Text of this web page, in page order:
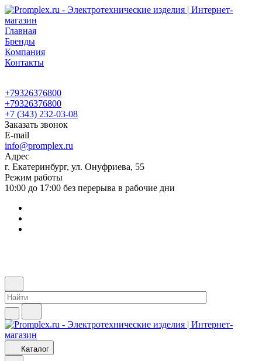
Главная
Бренды
Компания
Контакты
+79326376800
+79326376800
+7 (343) 232-03-08
Заказать звонок
E-mail
info@promplex.ru
Адрес
г. Екатеринбург, ул. Онуфриева, 55
Режим работы
10:00 до 17:00 без перерыва в рабочие дни
Каталог